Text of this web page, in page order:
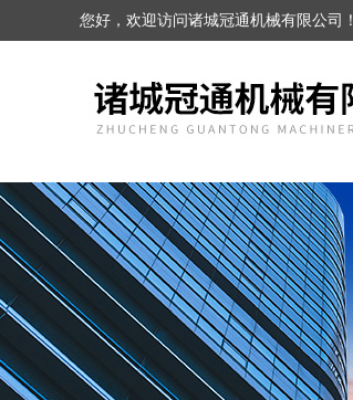
您好，欢迎访问诸城冠通机械有限公司！